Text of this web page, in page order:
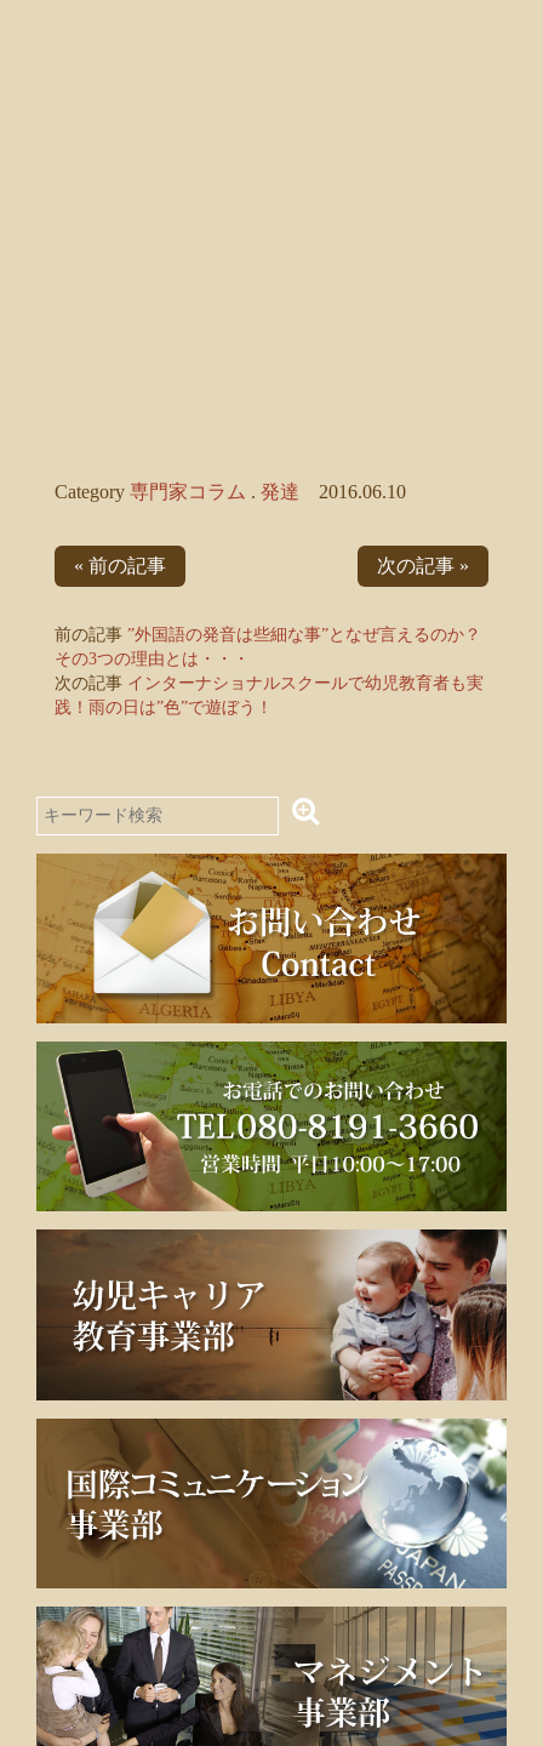
Category 専門家コラム . 発達 2016.06.10
« 前の記事 次の記事 »
前の記事 ”外国語の発音は些細な事”となぜ言えるのか？
その3つの理由とは・・・
次の記事 インターナショナルスクールで幼児教育者も実
践！雨の日は”色”で遊ぼう！